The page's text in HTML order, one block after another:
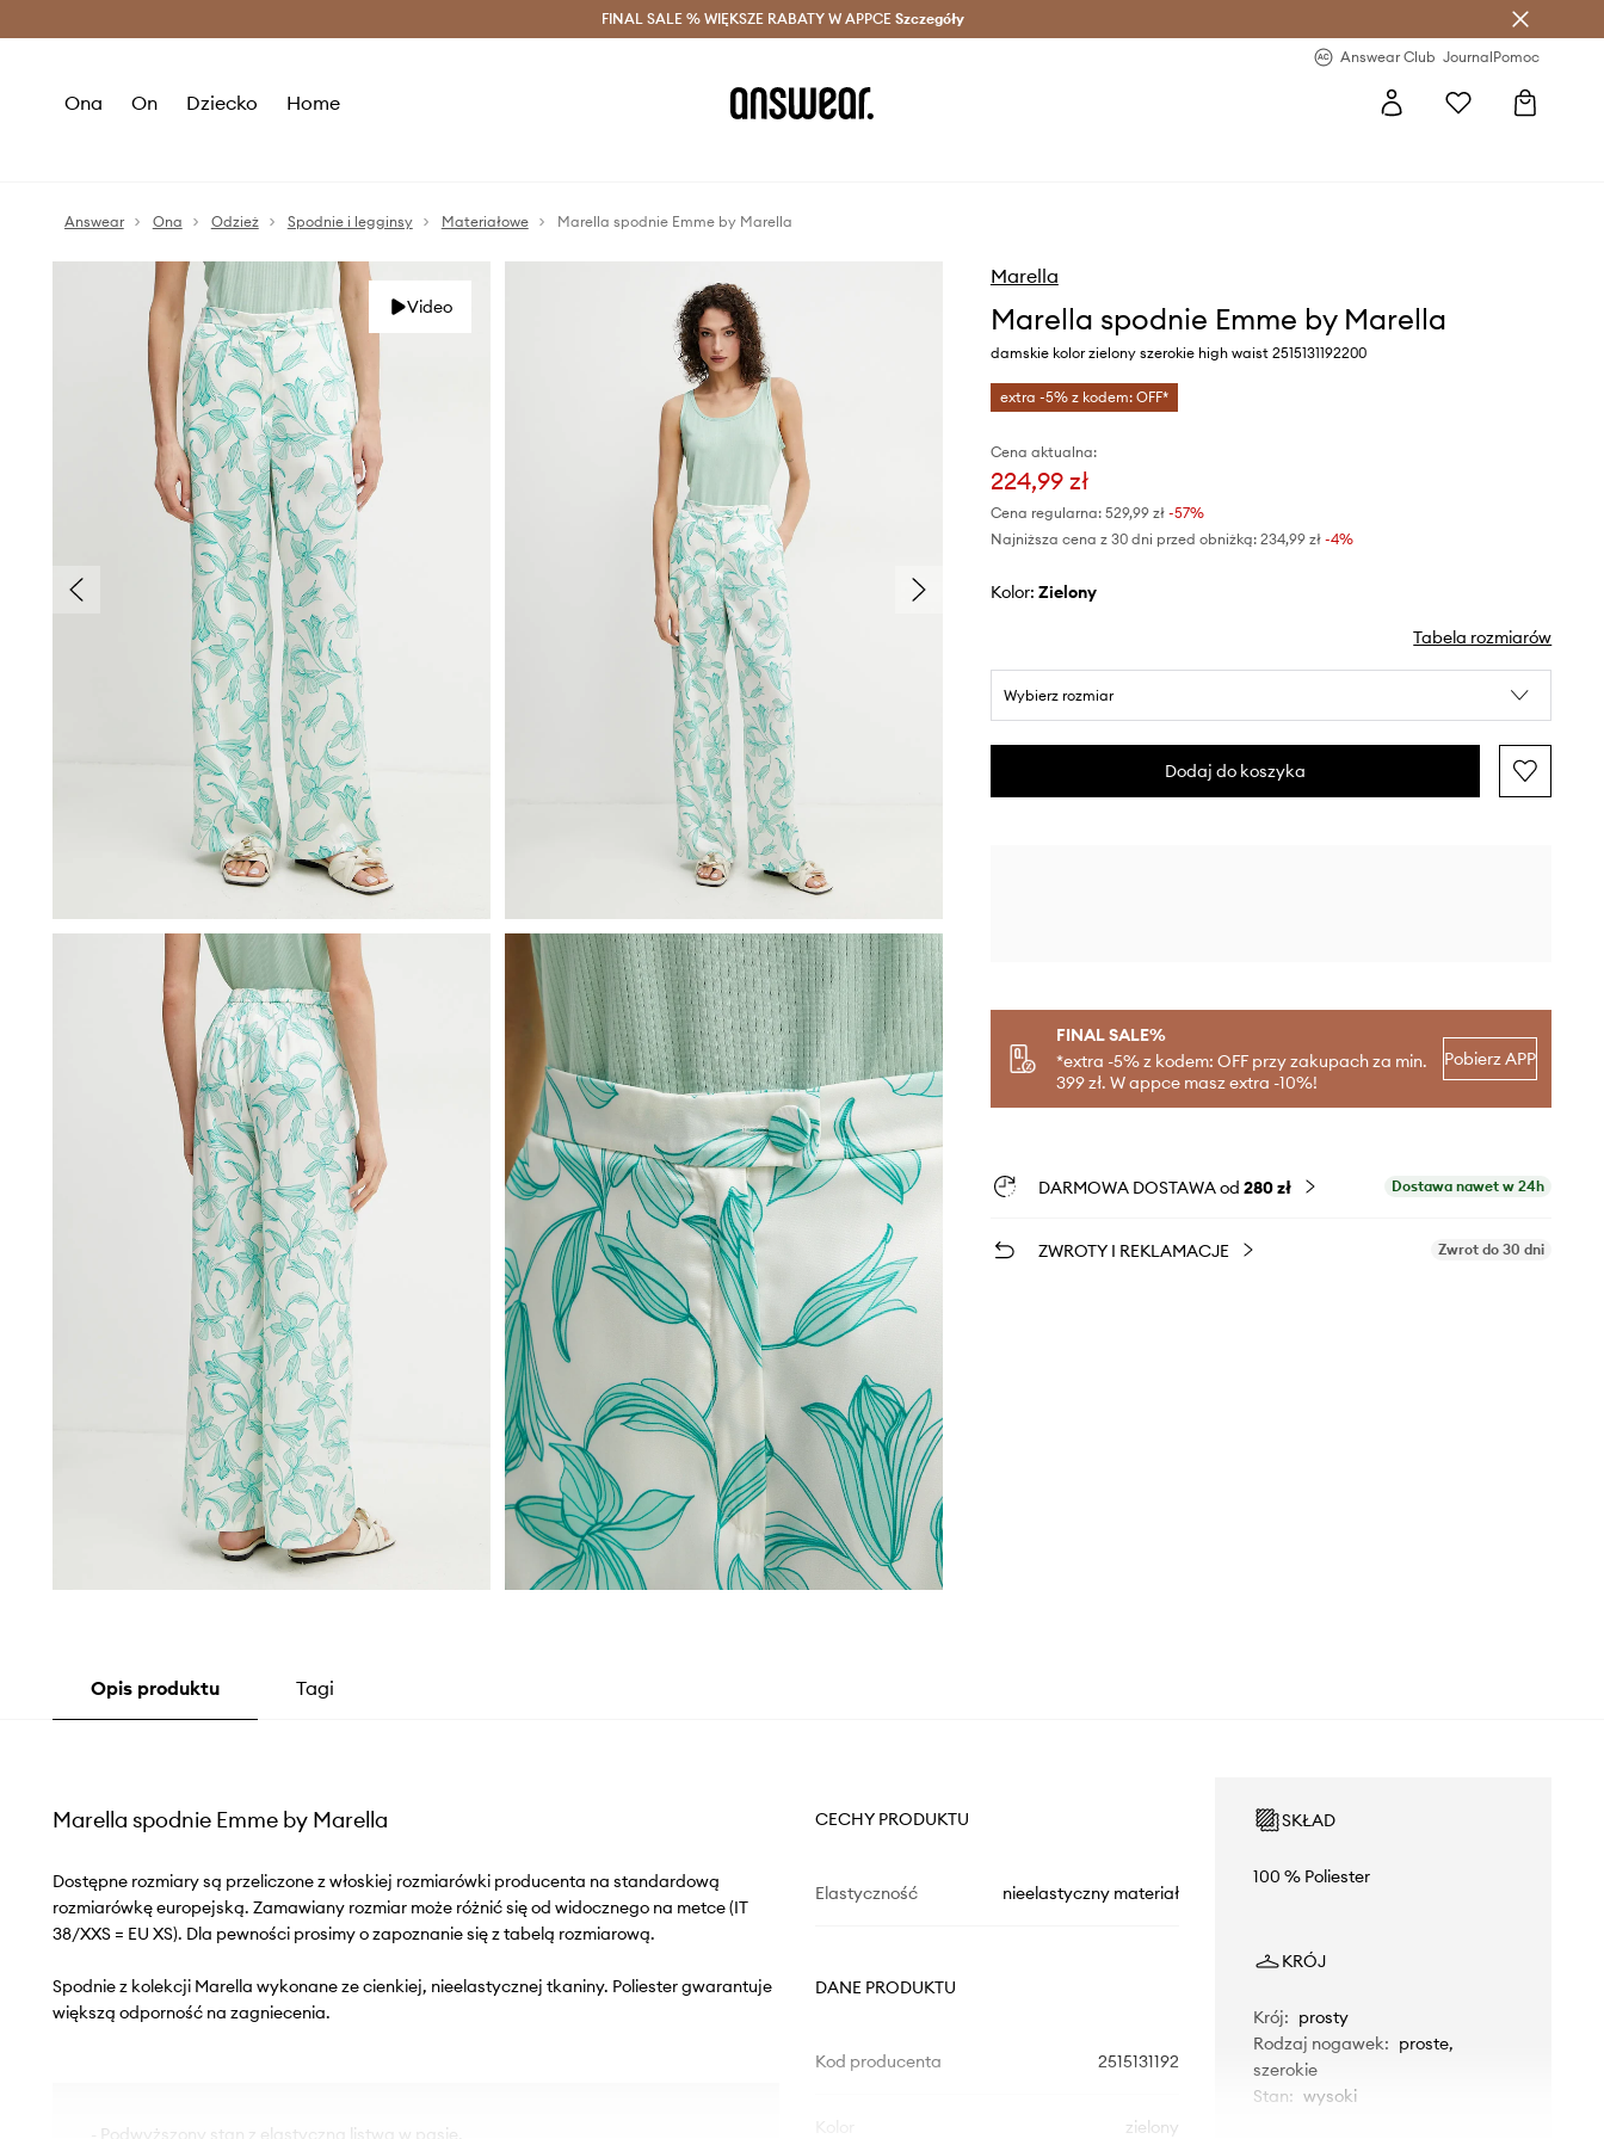
Oszczędzaj z Answear Club > Dostawa nawet w 24h >
FINAL SALE % WIĘKSZE RABATY W APPCE Szczegóły
Answear Club JournalPomoc
Ona On Dziecko Home
Answear Ona Odzież Spodnie i legginsy Materiałowe Marella spodnie Emme by Marella
Video
Marella
Marella spodnie Emme by Marella
damskie kolor zielony szerokie high waist 2515131192200
extra -5% z kodem: OFF*
Cena aktualna:
224,99 zł
Cena regularna: 529,99 zł-57%
Najniższa cena z 30 dni przed obniżką: 234,99 zł -4%
Kolor: zielony
Tabela rozmiarów
Wybierz rozmiar
Dodaj do koszyka
FINAL SALE%
*extra -5% z kodem: OFF przy zakupach za min.
399 zł. W appce masz extra -10%!
Pobierz APP
DARMOWA DOSTAWA od 280 zł Dostawa nawet w 24h
ZWROTY I REKLAMACJE Zwrot do 30 dni
Opis produktu Tagi
Marella spodnie Emme by Marella
Dostępne rozmiary są przeliczone z włoskiej rozmiarówki producenta na standardową
rozmiarówkę europejską. Zamawiany rozmiar może różnić się od widocznego na metce (IT
38/XXS = EU XS). Dla pewności prosimy o zapoznanie się z tabelą rozmiarową.
Spodnie z kolekcji Marella wykonane ze cienkiej, nieelastycznej tkaniny. Poliester gwarantuje
większą odporność na zagniecenia.
- Podwyższony stan z elastyczną listwą w pasie.
CECHY PRODUKTU
Elastyczność nieelastyczny materiał
DANE PRODUKTU
Kod producenta 2515131192
zielony
SKŁAD
100 % Poliester
KRÓJ
Krój: prosty
Rodzaj nogawek: proste,
szerokie
Stan: wysoki